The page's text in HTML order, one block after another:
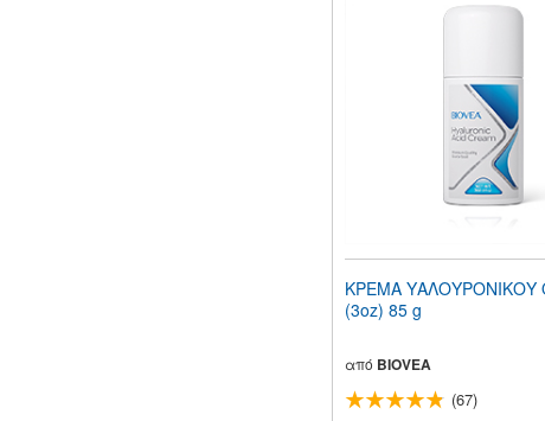
ΚΡΕΜΑ ΥΑΛΟΥΡΟΝΙΚΟΥ
(3oz) 85 g
από BIOVEA
(67)